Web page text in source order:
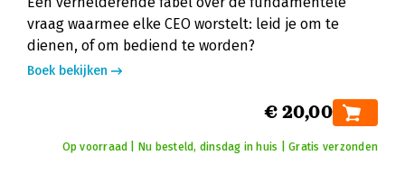
vraag waarmee elke CEO worstelt: leid je om te
dienen, of om bediend te worden?
Boek bekijken
€ 20,00
Op voorraad | Nu besteld, dinsdag in huis | Gratis verzonden